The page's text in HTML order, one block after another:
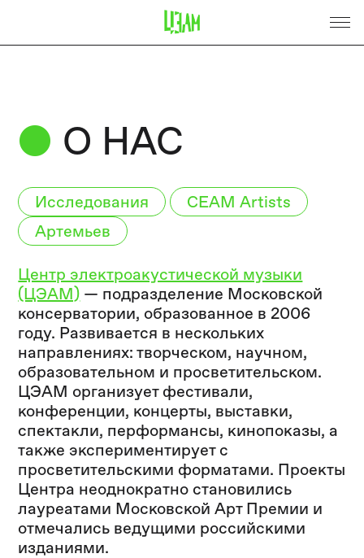
● О НАС
Исследования
CEAM Artists
Артемьев
Центр электроакустической музыки
(ЦЭАМ) — подразделение Московской
консерватории, образованное в 2006
году. Развивается в нескольких
направлениях: творческом, научном,
образовательном и просветительском.
ЦЭАМ организует фестивали,
конференции, концерты, выставки,
спектакли, перформансы, кинопоказы, а
также экспериментирует с
просветительскими форматами. Проекты
Центра неоднократно становились
лауреатами Московской Арт Премии и
отмечались ведущими российскими
изданиями.